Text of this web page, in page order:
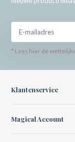
* Lees hier de
Klantenservice
Magical Account